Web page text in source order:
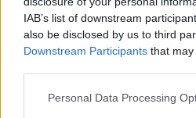
IAB’s list of downstream
also be disclosed by us to third
Downstream Participants that
Please note that this website/app
Personal Data Processing
και ένα ιδιωτικό
βοήθειας.
ΔΙΑΒΑΣΤΕ ΕΠΙΣΗΣ
04.07.2024 12:18